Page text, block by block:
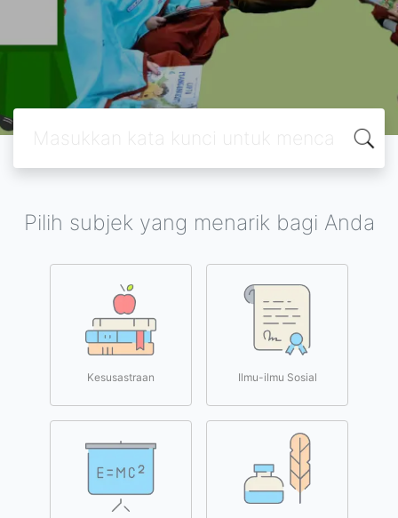
Pilih subjek yang menarik bagi Anda
Kesusastraan Ilmu-ilmu Sosial